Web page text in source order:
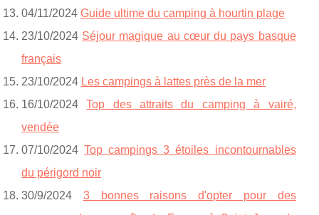
04/11/2024 Guide ultime du camping à hourtin plage
23/10/2024 Séjour magique au cœur du pays basque
français
23/10/2024 Les campings à lattes près de la mer
16/10/2024Top des attraits du camping à vairé,
vendée
07/10/2024Top campings 3 étoiles incontournables
du périgord noir
30/9/2024 3 bonnes raisons d'opter pour des